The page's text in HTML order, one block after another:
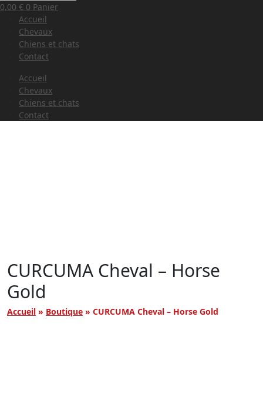
0,00 € 0 Panier
Accueil
Chevaux
Chiens et chats
Contact
Accueil
Chevaux
Chiens et chats
Contact
CURCUMA Cheval – Horse
Gold
Accueil » Boutique » CURCUMA Cheval – Horse Gold